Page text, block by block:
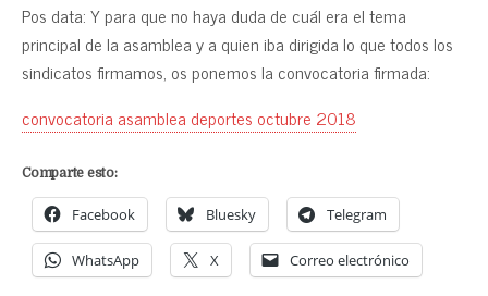
Pos data: Y para que no haya duda de cuál era el tema
principal de la asamblea y a quien iba dirigida lo que todos los
sindicatos firmamos, os ponemos la convocatoria firmada:
convocatoria asamblea deportes octubre 2018
Comparte esto:
Facebook Bluesky Telegram
WhatsApp X Correo electrónico